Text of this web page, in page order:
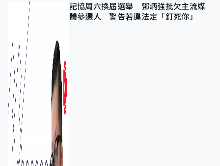
記協周六換屆選舉 鄧炳強批欠主流媒
體參選人 警告若違法定「釘死你」